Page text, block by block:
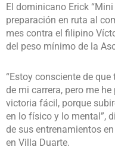
El dominicano Erick
preparación en ruta al
mes contra el filipino
del peso mínimo de la
“Estoy consciente de
de mi carrera, pero me
victoria fácil, porque
en lo físico y lo mental”,
de sus entrenamientos
en Villa Duarte.